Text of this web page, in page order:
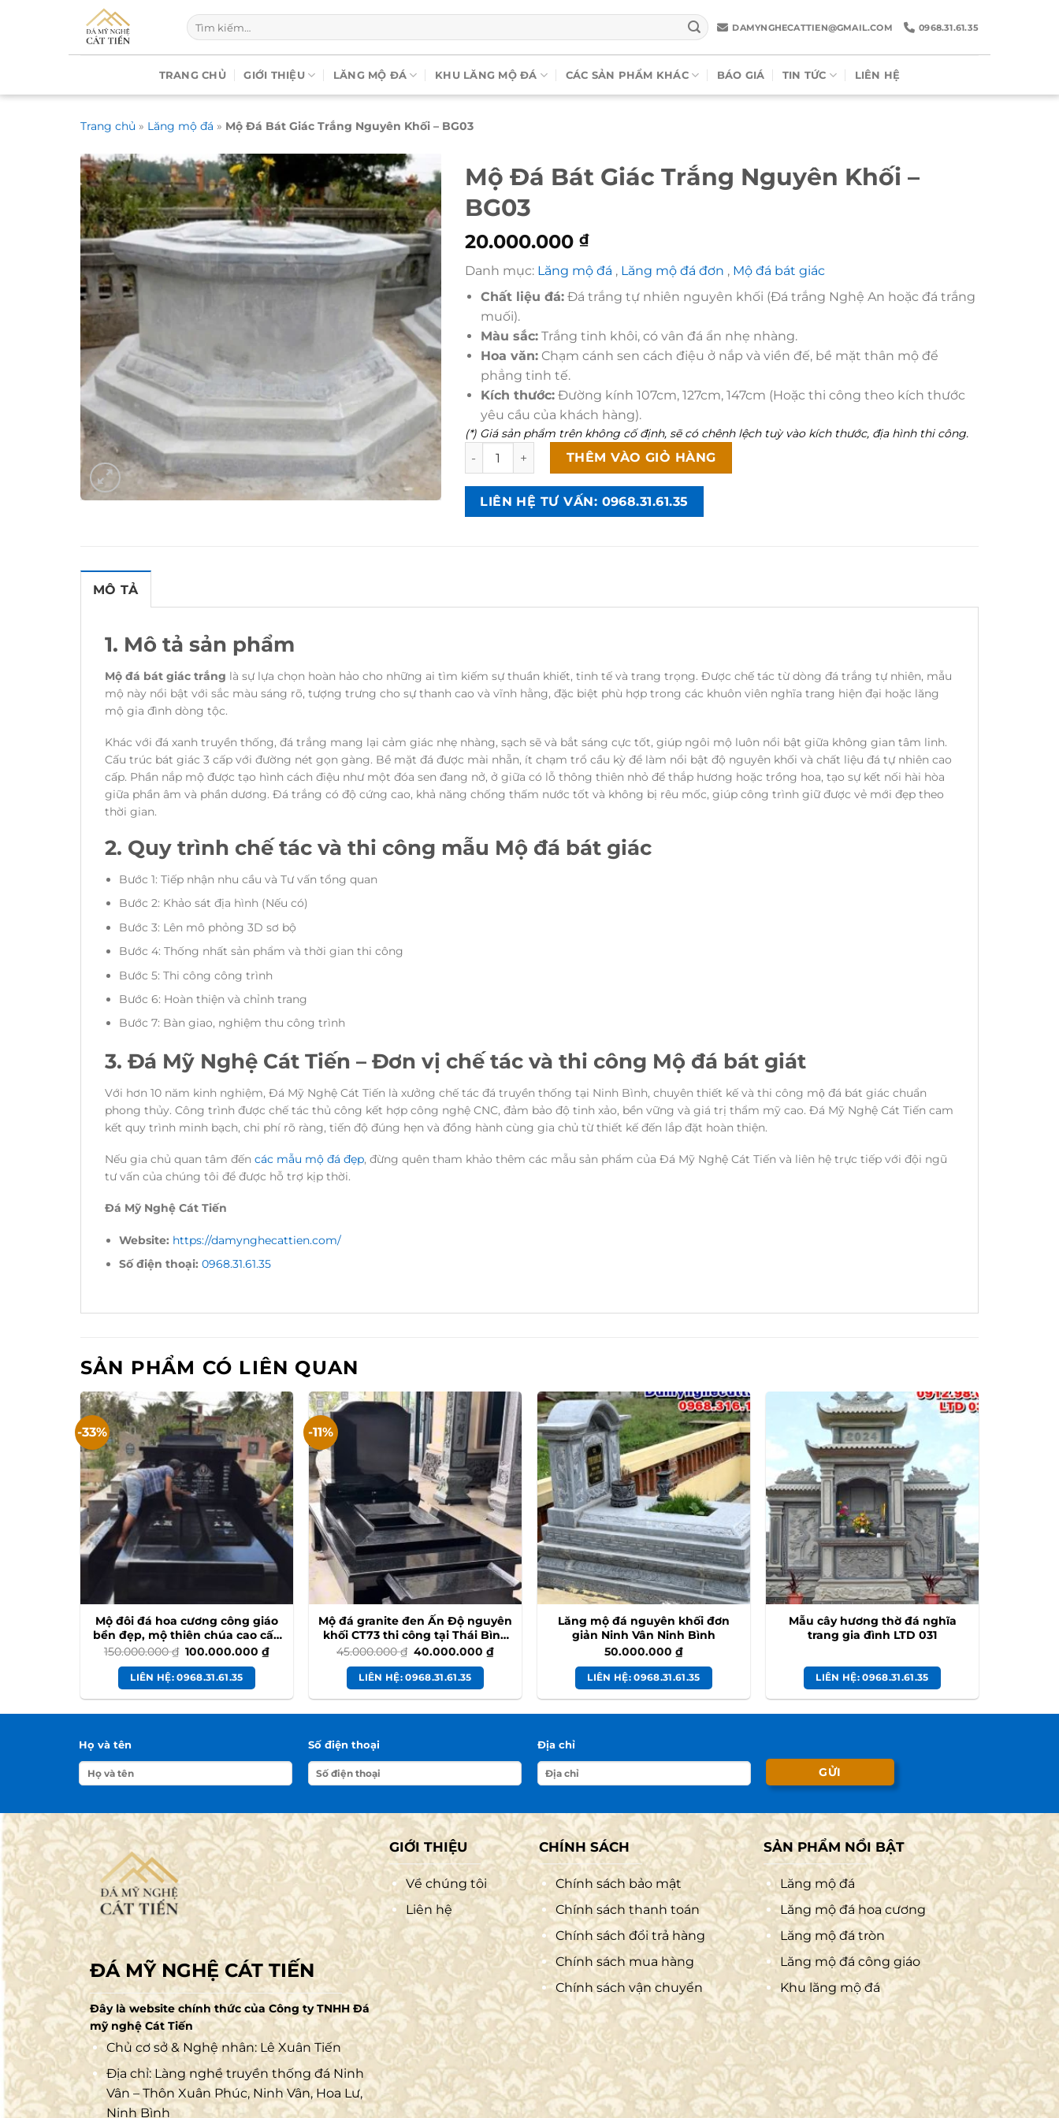
Tìm
kiếm:
DAMYNGHECATTIEN@GMAIL.COM 0968.31.61.35
TRANG CHỦ GIỚI THIỆU LĂNG MỘ ĐÁ KHU LĂNG MỘ ĐÁ CÁC SẢN PHẨM KHÁC BÁO GIÁ TIN TỨC LIÊN HỆ
Trang chủ » Lăng mộ đá » Mộ Đá Bát Giác Trắng Nguyên Khối – BG03
Mộ Đá Bát Giác Trắng Nguyên Khối –
BG03
20.000.000 ₫
Danh mục: Lăng mộ đá , Lăng mộ đá đơn , Mộ đá bát giác
Chất liệu đá: Đá trắng tự nhiên nguyên khối (Đá trắng Nghệ An hoặc đá trắng
muối).
Màu sắc: Trắng tinh khôi, có vân đá ẩn nhẹ nhàng.
Hoa văn: Chạm cánh sen cách điệu ở nắp và viền đế, bề mặt thân mộ để
phẳng tinh tế.
Kích thước: Đường kính 107cm, 127cm, 147cm (Hoặc thi công theo kích thước
yêu cầu của khách hàng).
(*) Giá sản phẩm trên không cố định, sẽ có chênh lệch tuỳ vào kích thước, địa hình thi công.
Mộ Đá Bát Giác Trắng Nguyên Khối - BG03 số lượng
THÊM VÀO GIỎ HÀNG
LIÊN HỆ TƯ VẤN: 0968.31.61.35
MÔ TẢ
1. Mô tả sản phẩm
Mộ đá bát giác trắng là sự lựa chọn hoàn hảo cho những ai tìm kiếm sự thuần khiết, tinh tế và trang trọng. Được chế tác từ dòng đá trắng tự nhiên, mẫu
mộ này nổi bật với sắc màu sáng rõ, tượng trưng cho sự thanh cao và vĩnh hằng, đặc biệt phù hợp trong các khuôn viên nghĩa trang hiện đại hoặc lăng
mộ gia đình dòng tộc.
Khác với đá xanh truyền thống, đá trắng mang lại cảm giác nhẹ nhàng, sạch sẽ và bắt sáng cực tốt, giúp ngôi mộ luôn nổi bật giữa không gian tâm linh.
Cấu trúc bát giác 3 cấp với đường nét gọn gàng. Bề mặt đá được mài nhẵn, ít chạm trổ cầu kỳ để làm nổi bật độ nguyên khối và chất liệu đá tự nhiên cao
cấp. Phần nắp mộ được tạo hình cách điệu như một đóa sen đang nở, ở giữa có lỗ thông thiên nhỏ để thắp hương hoặc trồng hoa, tạo sự kết nối hài hòa
giữa phần âm và phần dương. Đá trắng có độ cứng cao, khả năng chống thấm nước tốt và không bị rêu mốc, giúp công trình giữ được vẻ mới đẹp theo
thời gian.
2. Quy trình chế tác và thi công mẫu Mộ đá bát giác
Bước 1: Tiếp nhận nhu cầu và Tư vấn tổng quan
Bước 2: Khảo sát địa hình (Nếu có)
Bước 3: Lên mô phỏng 3D sơ bộ
Bước 4: Thống nhất sản phẩm và thời gian thi công
Bước 5: Thi công công trình
Bước 6: Hoàn thiện và chỉnh trang
Bước 7: Bàn giao, nghiệm thu công trình
3. Đá Mỹ Nghệ Cát Tiến – Đơn vị chế tác và thi công Mộ đá bát giát
Với hơn 10 năm kinh nghiệm, Đá Mỹ Nghệ Cát Tiến là xưởng chế tác đá truyền thống tại Ninh Bình, chuyên thiết kế và thi công mộ đá bát giác chuẩn
phong thủy. Công trình được chế tác thủ công kết hợp công nghệ CNC, đảm bảo độ tinh xảo, bền vững và giá trị thẩm mỹ cao. Đá Mỹ Nghệ Cát Tiến cam
kết quy trình minh bạch, chi phí rõ ràng, tiến độ đúng hẹn và đồng hành cùng gia chủ từ thiết kế đến lắp đặt hoàn thiện.
Nếu gia chủ quan tâm đến các mẫu mộ đá đẹp, đừng quên tham khảo thêm các mẫu sản phẩm của Đá Mỹ Nghệ Cát Tiến và liên hệ trực tiếp với đội ngũ
tư vấn của chúng tôi để được hỗ trợ kịp thời.
Đá Mỹ Nghệ Cát Tiến
Website: https://damynghecattien.com/
Số điện thoại:0968.31.61.35
SẢN PHẨM CÓ LIÊN QUAN
-33%
Mộ đôi đá hoa cương công giáo
bền đẹp, mộ thiên chúa cao cấp
#modoidahoacuong
150.000.000₫ Giá
là:
150.000.000 ₫.
100.000.000₫Giá
100.000.000 ₫.
LIÊN HỆ: 0968.31.61.35
-11%
Mộ đá granite đen Ấn Độ nguyên
khối CT73 thi công tại Thái Bình
#modadenando
45.000.000₫ Giá
là:
45.000.000 ₫.
40.000.000₫Giá
40.000.000 ₫.
LIÊN HỆ: 0968.31.61.35
Lăng mộ đá nguyên khối đơn
giản Ninh Vân Ninh Bình
50.000.000 ₫
LIÊN HỆ: 0968.31.61.35
Mẫu cây hương thờ đá nghĩa
trang gia đình LTD 031
LIÊN HỆ: 0968.31.61.35
Họ và tên Số điện thoại Địa chỉ
ĐÁ MỸ NGHỆ CÁT TIẾN
Đây là website chính thức của Công ty TNHH Đá
mỹ nghệ Cát Tiến
Chủ cơ sở & Nghệ nhân: Lê Xuân Tiến
Địa chỉ: Làng nghề truyền thống đá Ninh
Vân – Thôn Xuân Phúc, Ninh Vân, Hoa Lư,
Ninh Bình
GIỚI THIỆU
Về chúng tôi
Liên hệ
CHÍNH SÁCH
Chính sách bảo mật
Chính sách thanh toán
Chính sách đổi trả hàng
Chính sách mua hàng
Chính sách vận chuyển
SẢN PHẨM NỔI BẬT
Lăng mộ đá
Lăng mộ đá hoa cương
Lăng mộ đá tròn
Lăng mộ đá công giáo
Khu lăng mộ đá